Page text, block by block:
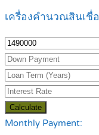
เครื่องคำนวณสินเชื่อ
Calculate
Monthly Payment: